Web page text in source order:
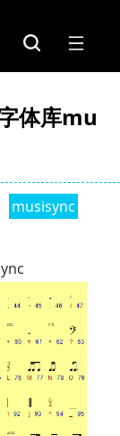
体库mu
musisync